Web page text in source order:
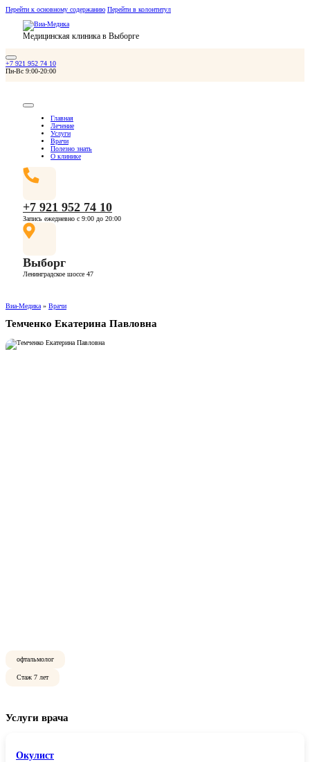
Перейти к основному содержанию Перейти в колонтитул
Медицинская клиника в Выборге
+7 921 952 74 10
Пн-Вс 9:00-20:00
Главная
Лечение
Услуги
Врачи
Полезно знать
О клинике
+7 921 952 74 10
Запись ежедневно с 9:00 до 20:00
Выборг
Ленинградское шоссе 47
Виа-Медика » Врачи
Темченко Екатерина Павловна
офтальмолог
Стаж 7 лет
Услуги врача
Окулист